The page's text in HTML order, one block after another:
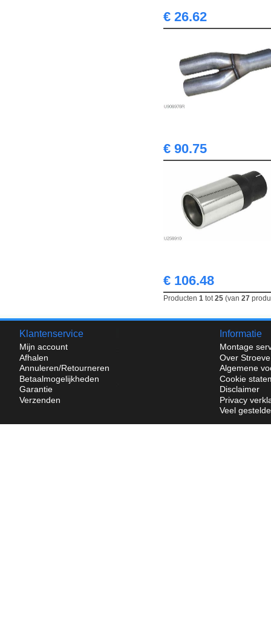
€ 26.62
€ 90.75
€ 106.48
Producten 1 tot 25 (van 27
Klantenservice
Mijn account
Afhalen
Annuleren/Retourneren
Betaalmogelijkheden
Garantie
Verzenden
Informatie
Montage
Over
Algemene
Cookie
Disclaimer
Privacy
Veel